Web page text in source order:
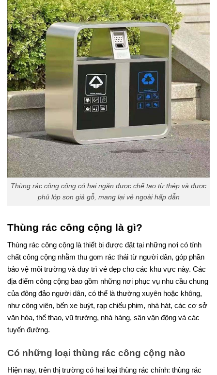
Thùng rác công cộng có hai ngăn được chế tạo từ thép và được
phủ lớp sơn giả gỗ, mang lại vẻ ngoài hấp dẫn
Thùng rác công cộng là gì?
Thùng rác công cộng là thiết bị được đặt tại những nơi có tính
chất công cộng nhằm thu gom rác thải từ người dân, góp phần
bảo vệ môi trường và duy trì vẻ đẹp cho các khu vực này. Các
địa điểm công cộng bao gồm những nơi phục vụ nhu cầu chung
của đông đảo người dân, có thể là thường xuyên hoặc không,
như công viên, bến xe buýt, rạp chiếu phim, nhà hát, các cơ sở
văn hóa, thể thao, vũ trường, nhà hàng, sân vận động và các
tuyến đường.
Có những loại thùng rác công cộng nào
Hiện nay, trên thị trường có hai loại thùng rác chính: thùng rác